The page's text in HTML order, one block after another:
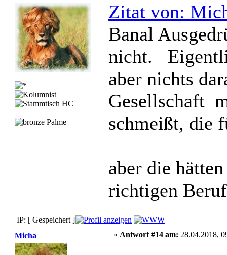
Zitat von:
Banal
nicht.
aber nichts
Gesellschaft
schmeißt, die
aber die
richtigen
IP: [ Gespeichert ]
Micha
« Antwort #14 am: 28.04.2018,